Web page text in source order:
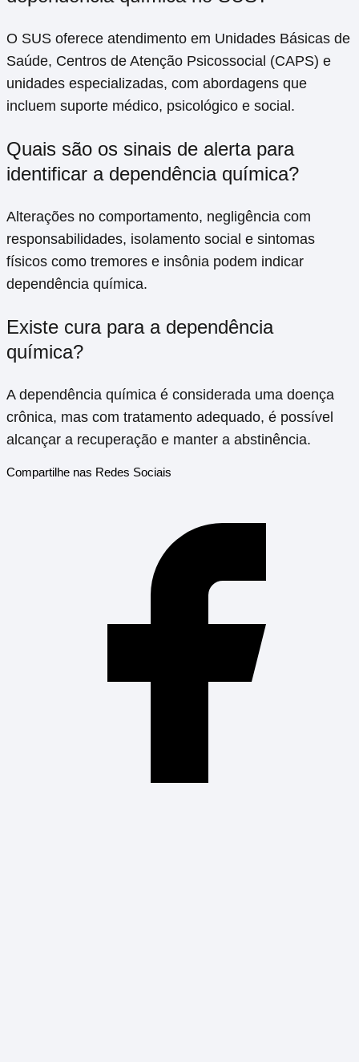
O SUS oferece atendimento em Unidades Básicas de
Saúde, Centros de Atenção Psicossocial (CAPS) e
unidades especializadas, com abordagens que
incluem suporte médico, psicológico e social.
Quais são os sinais de alerta para
identificar a dependência química?
Alterações no comportamento, negligência com
responsabilidades, isolamento social e sintomas
físicos como tremores e insônia podem indicar
dependência química.
Existe cura para a dependência
química?
A dependência química é considerada uma doença
crônica, mas com tratamento adequado, é possível
alcançar a recuperação e manter a abstinência.
Compartilhe nas Redes Sociais